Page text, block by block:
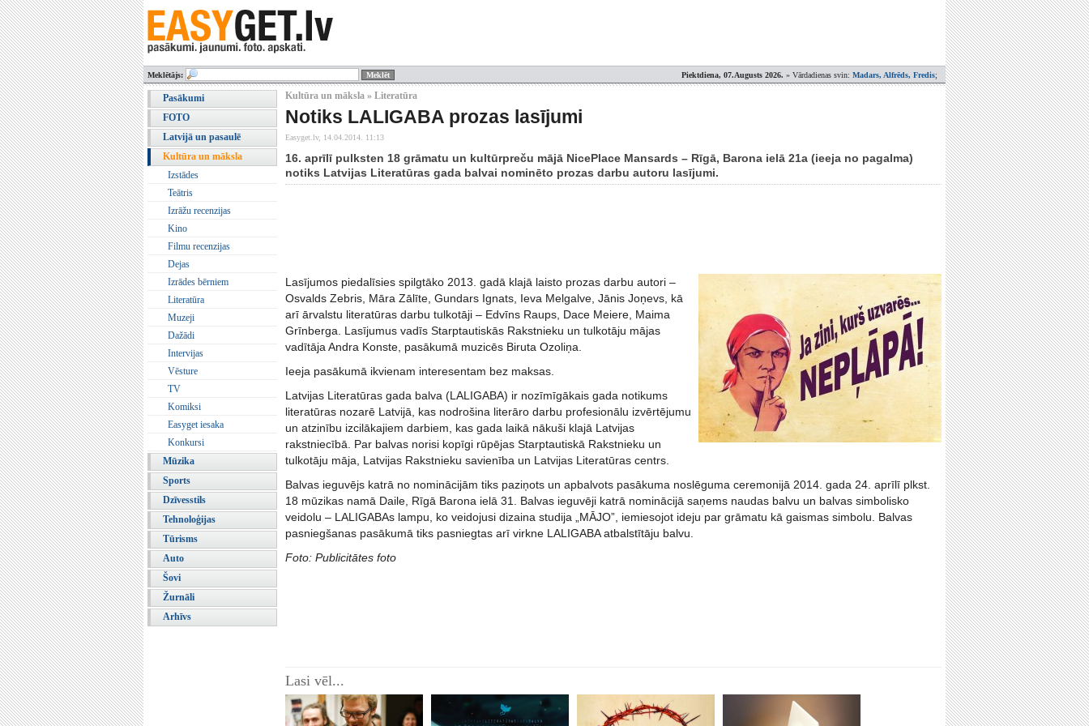
Piektdiena, 07.Augusts 2026. » Vārdadienas svin: Madars, Alfrēds, Fredis;
Meklētājs:
Pasākumi
FOTO
Latvijā un pasaulē
Kultūra un māksla
Izstādes
Teātris
Izrāžu recenzijas
Kino
Filmu recenzijas
Dejas
Izrādes bērniem
Literatūra
Muzeji
Dažādi
Intervijas
Vēsture
TV
Komiksi
Easyget iesaka
Konkursi
Mūzika
Sports
Dzīvesstils
Tehnoloģijas
Tūrisms
Auto
Šovi
Žurnāli
Arhīvs
Kultūra un māksla » Literatūra
Notiks LALIGABA prozas lasījumi
Easyget.lv, 14.04.2014. 11:13
16. aprīlī pulksten 18 grāmatu un kultūrpreču mājā NicePlace Mansards – Rīgā, Barona ielā 21a (ieeja no pagalma)
notiks Latvijas Literatūras gada balvai nominēto prozas darbu autoru lasījumi.
Lasījumos piedalīsies spilgtāko 2013. gadā klajā laisto prozas darbu autori –
Osvalds Zebris, Māra Zālīte, Gundars Ignats, Ieva Melgalve, Jānis Joņevs, kā
arī ārvalstu literatūras darbu tulkotāji – Edvīns Raups, Dace Meiere, Maima
Grīnberga. Lasījumus vadīs Starptautiskās Rakstnieku un tulkotāju mājas
vadītāja Andra Konste, pasākumā muzicēs Biruta Ozoliņa.
Ieeja pasākumā ikvienam interesentam bez maksas.
Latvijas Literatūras gada balva (LALIGABA) ir nozīmīgākais gada notikums
literatūras nozarē Latvijā, kas nodrošina literāro darbu profesionālu izvērtējumu
un atzinību izcilākajiem darbiem, kas gada laikā nākuši klajā Latvijas
rakstniecībā. Par balvas norisi kopīgi rūpējas Starptautiskā Rakstnieku un
tulkotāju māja, Latvijas Rakstnieku savienība un Latvijas Literatūras centrs.
Balvas ieguvējs katrā no nominācijām tiks paziņots un apbalvots pasākuma noslēguma ceremonijā 2014. gada 24. aprīlī plkst.
18 mūzikas namā Daile, Rīgā Barona ielā 31. Balvas ieguvēji katrā nominācijā saņems naudas balvu un balvas simbolisko
veidolu – LALIGABAs lampu, ko veidojusi dizaina studija „MĀJO”, iemiesojot ideju par grāmatu kā gaismas simbolu. Balvas
pasniegšanas pasākumā tiks pasniegtas arī virkne LALIGABA atbalstītāju balvu.
Foto: Publicitātes foto
Lasi vēl...